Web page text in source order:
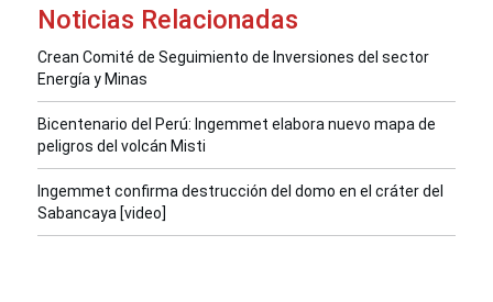
Noticias Relacionadas
Crean Comité de Seguimiento de Inversiones del sector
Energía y Minas
Bicentenario del Perú: Ingemmet elabora nuevo mapa de
peligros del volcán Misti
Ingemmet confirma destrucción del domo en el cráter del
Sabancaya [video]